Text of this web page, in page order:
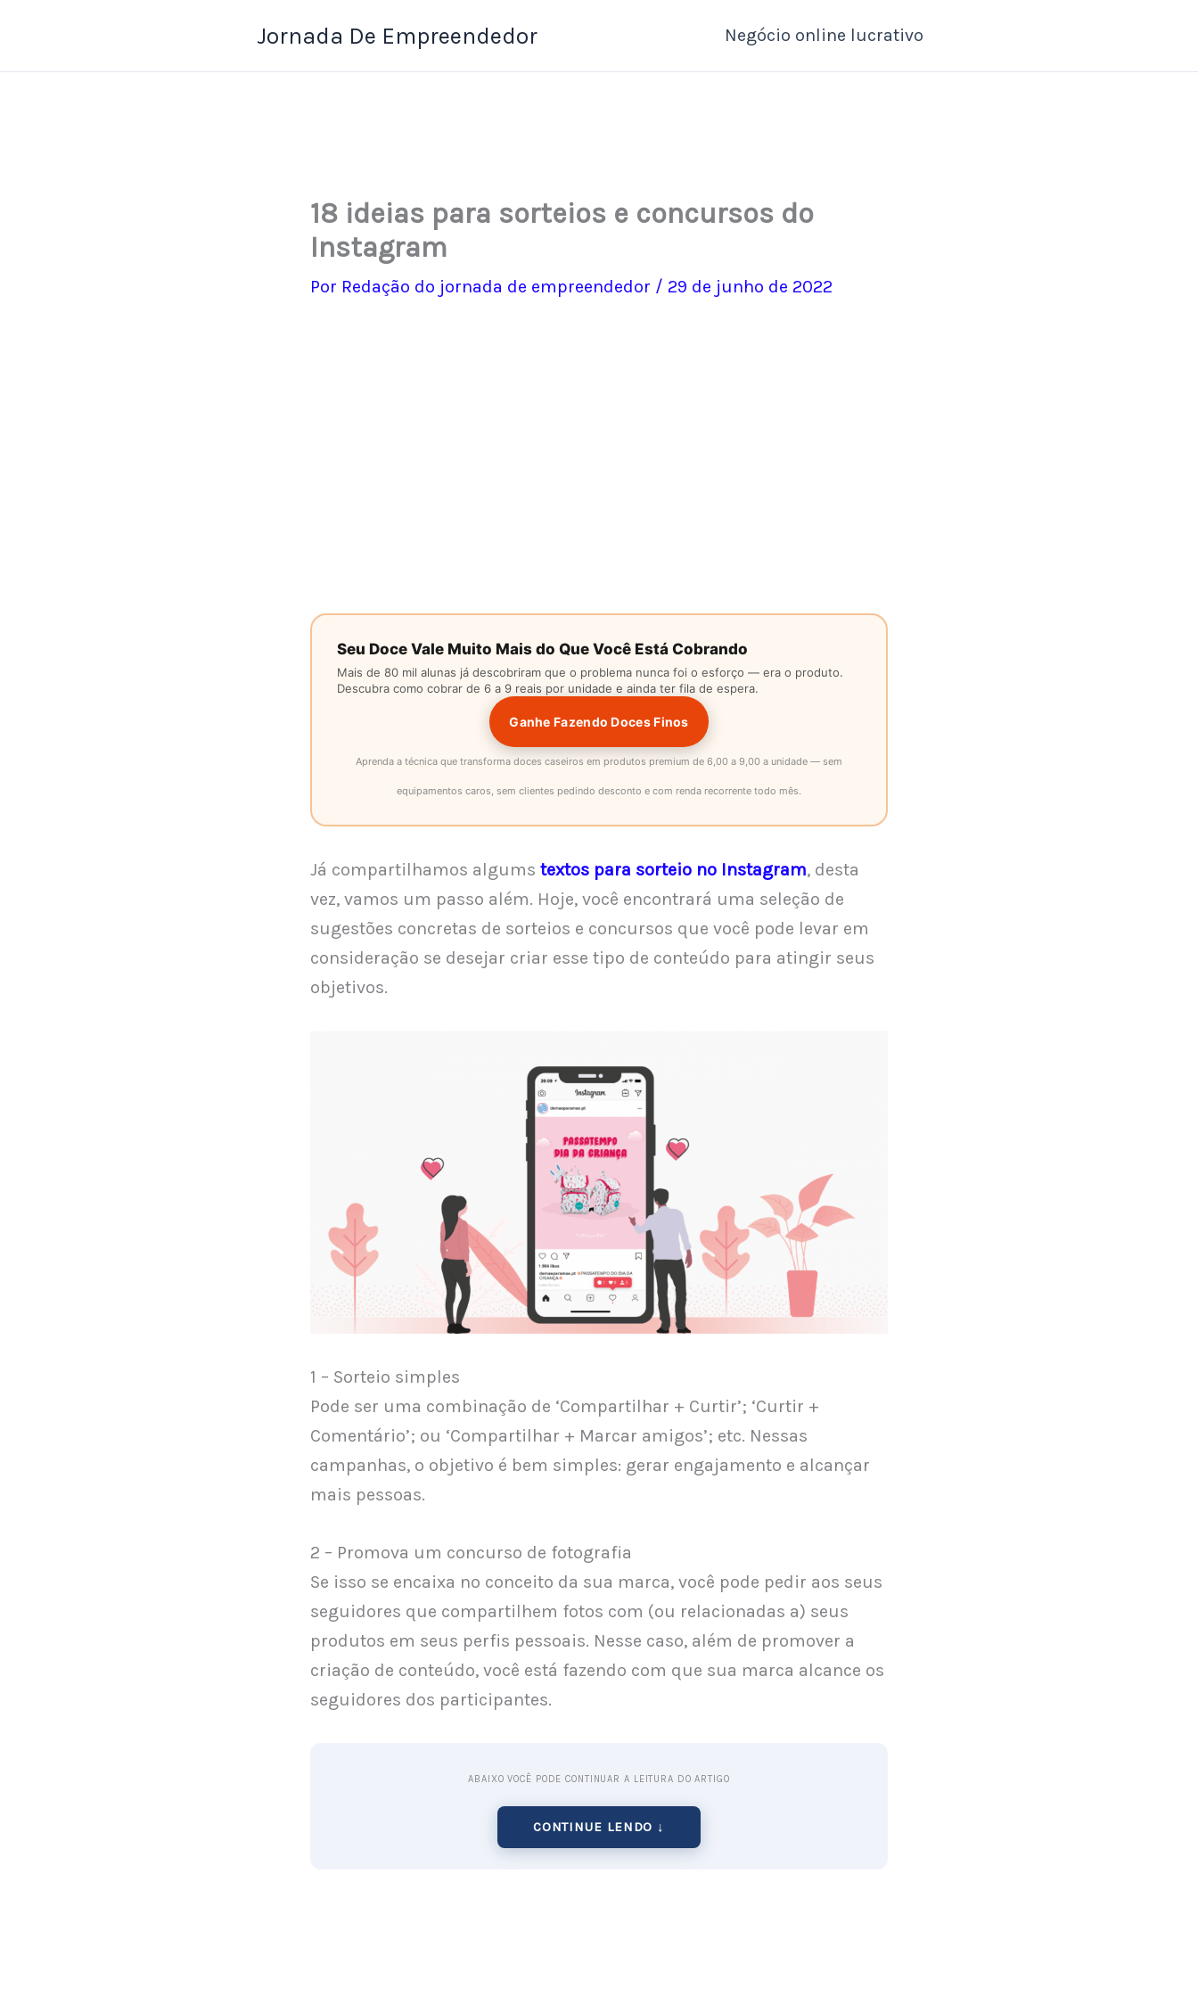
o
Jornada De Empreendedor Negócio online lucrativo
18 ideias para sorteios e concursos do
Instagram
Por Redação do jornada de empreendedor / 29 de junho de 2022
Seu Doce Vale Muito Mais do Que Você Está Cobrando
Mais de 80 mil alunas já descobriram que o problema nunca foi o esforço — era o produto.
Descubra como cobrar de 6 a 9 reais por unidade e ainda ter fila de espera.
Ganhe Fazendo Doces Finos
Aprenda a técnica que transforma doces caseiros em produtos premium de 6,00 a 9,00 a unidade — sem
equipamentos caros, sem clientes pedindo desconto e com renda recorrente todo mês.
Já compartilhamos algums textos para sorteio no Instagram, desta
vez, vamos um passo além. Hoje, você encontrará uma seleção de
sugestões concretas de sorteios e concursos que você pode levar em
consideração se desejar criar esse tipo de conteúdo para atingir seus
objetivos.
1 – Sorteio simples
Pode ser uma combinação de ‘Compartilhar + Curtir’; ‘Curtir +
Comentário’; ou ‘Compartilhar + Marcar amigos’; etc. Nessas
campanhas, o objetivo é bem simples: gerar engajamento e alcançar
mais pessoas.
2 – Promova um concurso de fotografia
Se isso se encaixa no conceito da sua marca, você pode pedir aos seus
seguidores que compartilhem fotos com (ou relacionadas a) seus
produtos em seus perfis pessoais. Nesse caso, além de promover a
criação de conteúdo, você está fazendo com que sua marca alcance os
seguidores dos participantes.
ABAIXO VOCÊ PODE CONTINUAR A LEITURA DO ARTIGO
CONTINUE LENDO ↓